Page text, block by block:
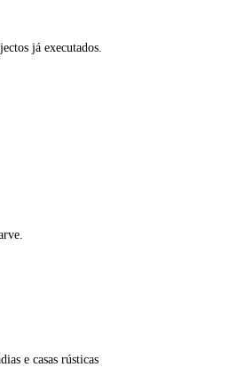
já executados.
e casas rústicas